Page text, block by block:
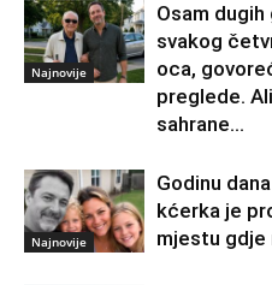
Najnovije
Osam
svakog
oca,
preglede.
sahrane...
Najnovije
Godinu
kćerka je
mjestu gdje